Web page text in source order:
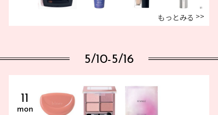
もっとみる
5/10-5/16
11
mon